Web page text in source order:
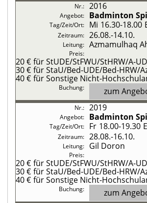
2016
Badminton
Mi 16.30-18.00
26.08.-14.10.
Azmamulhaq
20 € für StUDE/StFWU/StHRW/A-
30 € für StaU/Bed-UDE/Bed-HRW/
40 € für Sonstige Nicht-
zum
2019
Badminton
Fr 18.00-19.30
28.08.-16.10.
Gil Doron
20 € für StUDE/StFWU/StHRW/A-
30 € für StaU/Bed-UDE/Bed-HRW/
40 € für Sonstige Nicht-
zum